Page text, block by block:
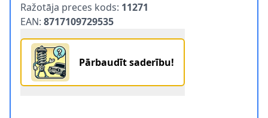
Ražotāja preces kods: 11271
EAN: 8717109729535
Pārbaudīt saderību!